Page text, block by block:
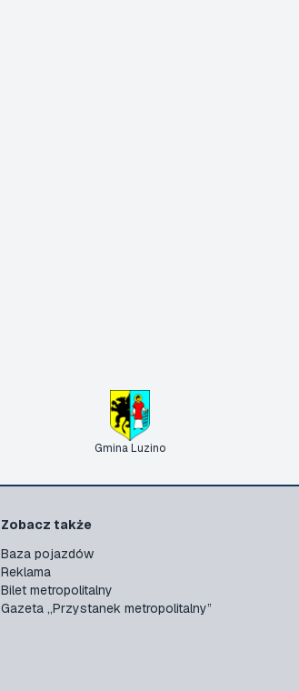
Gmina Luzino
Zobacz także
Baza pojazdów
Reklama
Bilet metropolitalny
Gazeta „Przystanek metropolitalny”